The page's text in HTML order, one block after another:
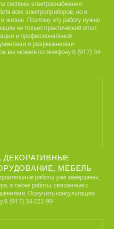
системы электроснабжения
всех электроприборов, но и
и жизнь. Поэтому эту работу нужно
не только практический опыт,
и профессиональной
и разрешениями.
вы можете по телефону 8 (917) 34-
ДЕКОРАТИВНЫЕ
МЕБЕЛЬ
работы уже завершены,
а также работы, связанные с
Получить консультацию
8 (917) 34-222-99